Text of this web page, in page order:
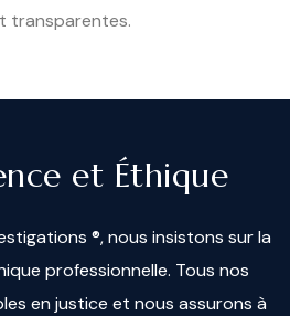
transparentes.
et Éthique
®, nous insistons sur la
professionnelle. Tous nos
en justice et nous assurons à